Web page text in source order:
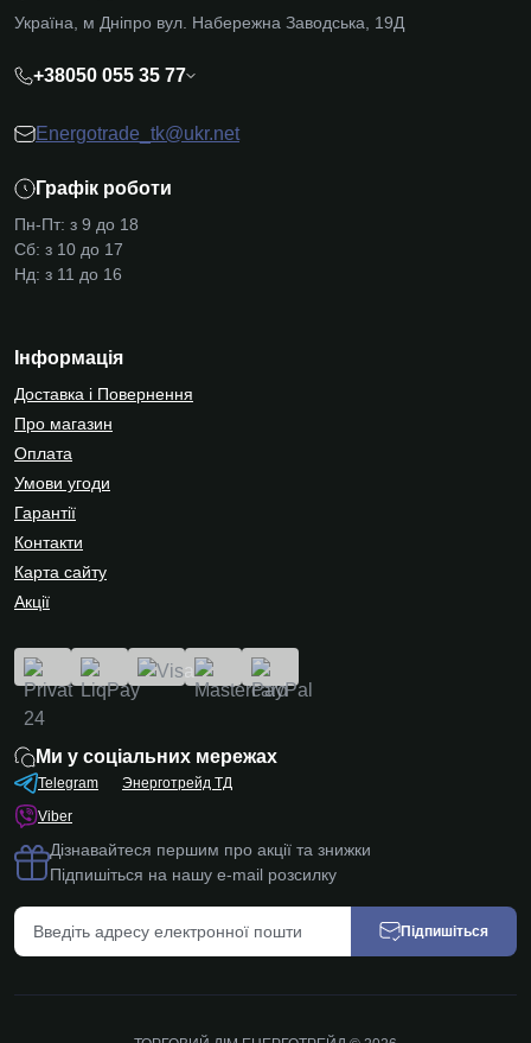
Україна, м Дніпро вул. Набережна Заводська, 19Д
+38050 055 35 77
Energotrade_tk@ukr.net
Графік роботи
Пн-Пт: з 9 до 18
Сб: з 10 до 17
Нд: з 11 до 16
Інформація
Доставка і Повернення
Про магазин
Оплата
Умови угоди
Гарантії
Контакти
Карта сайту
Акції
Ми у соціальних мережах
Telegram
Viber
Энерготрейд ТД
Дізнавайтеся першим про акції та знижки
Підпишіться на нашу e-mail розсилку
Підпишіться